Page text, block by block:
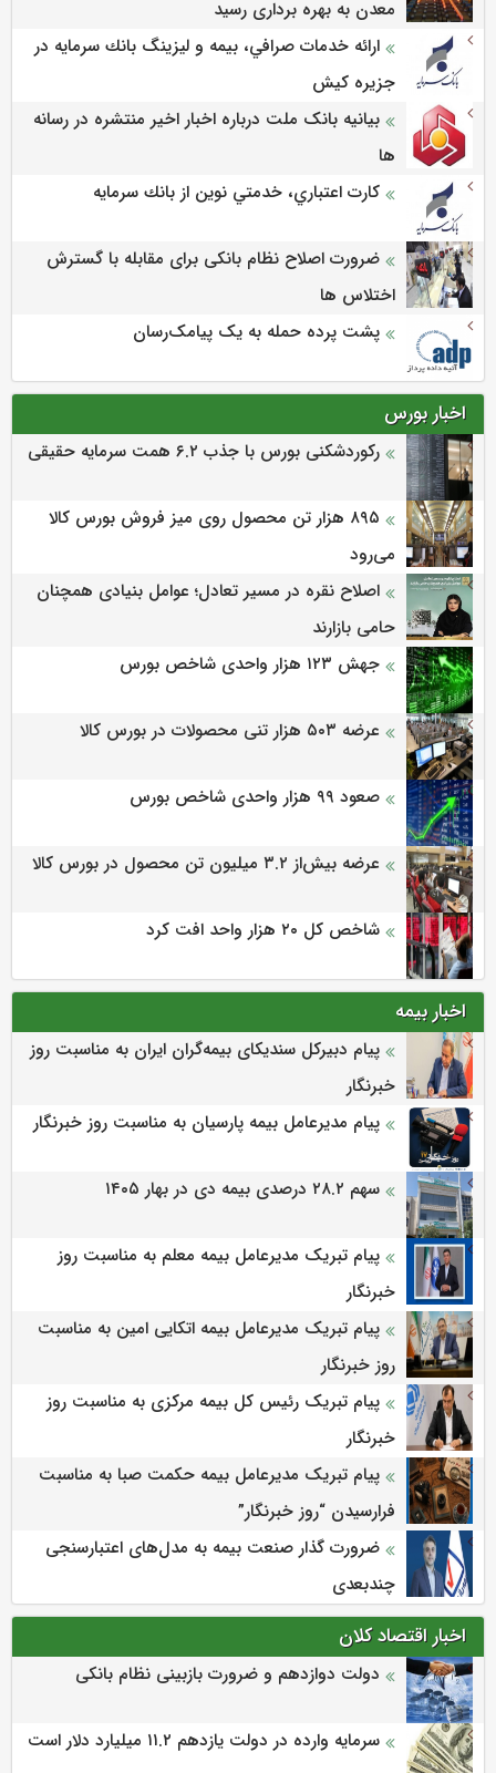
معدن به بهره برداری رسید
ارائه خدمات صرافي، بيمه و ليزينگ بانك سرمايه در
جزيره كيش
بیانیه بانک ملت درباره اخبار اخیر منتشره در رسانه
ها
كارت اعتباري، خدمتي نوين از بانك سرمايه
ضرورت اصلاح نظام بانکی برای مقابله با گسترش
اختلاس ها
پشت پرده حمله به یک پیامک‌رسان
اخبار بورس
رکوردشکنی بورس با جذب ۶.۲ همت سرمایه حقیقی
۸۹۵ هزار تن محصول روی میز فروش بورس کالا
می‌‌رود
اصلاح نقره در مسیر تعادل؛ عوامل بنیادی همچنان
حامی بازارند
جهش ۱۲۳ هزار واحدی شاخص بورس
عرضه ۵۰۳ هزار تنی محصولات در بورس کالا
صعود ۹۹ هزار واحدی شاخص بورس
عرضه بیش‌از ۳.۲ میلیون تن محصول در بورس کالا
شاخص کل ۲۰ هزار واحد افت کرد
اخبار بیمه
پیام دبیرکل سندیکای بیمه‌گران ایران به مناسبت روز
خبرنگار
پیام مدیرعامل بیمه پارسیان به مناسبت روز خبرنگار
سهم ۲۸.۲ درصدی بیمه دی در بهار ۱۴۰۵
پیام تبریک مدیرعامل بیمه معلم به مناسبت روز
خبرنگار
پیام تبریک مدیرعامل بیمه اتکایی امین به مناسبت
روز خبرنگار
پیام تبریک رئیس کل بیمه مرکزی به مناسبت روز
خبرنگار
پیام تبریک مدیرعامل بیمه حکمت صبا به مناسبت
فرارسیدن “روز خبرنگار”
ضرورت گذار صنعت بیمه به مدل‌های اعتبارسنجی
چندبعدی
اخبار اقتصاد کلان
دولت دوازدهم و ضرورت بازبینی نظام بانکی
سرمایه وارده در دولت یازدهم ۱۱.۲ میلیارد دلار است